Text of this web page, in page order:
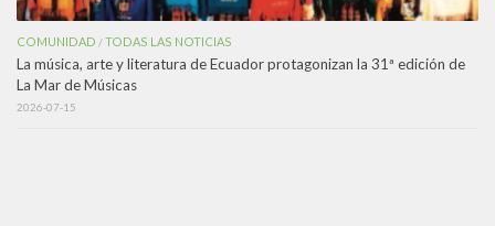
COMUNIDAD /TODAS LAS NOTICIAS
La música, arte y literatura de Ecuador protagonizan la 31ª edición de
La Mar de Músicas
2026-07-15